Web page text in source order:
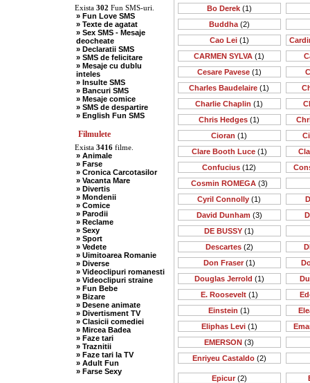
» Umor Negru
» Vanatori
Exista 302 Fun SMS-uri.
» Fun Love SMS
» Texte de agatat
» Sex SMS - Mesaje
deocheate
» Declaratii SMS
» SMS de felicitare
» Mesaje cu dublu
inteles
» Insulte SMS
» Bancuri SMS
» Mesaje comice
» SMS de despartire
» English Fun SMS
Filmulete
Exista 3416filme.
» Animale
» Farse
» Cronica Carcotasilor
» Vacanta Mare
» Divertis
» Mondenii
» Comice
» Parodii
» Reclame
» Sexy
» Sport
» Vedete
» Uimitoarea Romanie
» Diverse
» Videoclipuri romanesti
» Videoclipuri straine
» Fun Bebe
» Bizare
» Desene animate
» Divertisment TV
» Clasicii comediei
» Mircea Badea
» Faze tari
» Traznitii
» Faze tari la TV
» Adult Fun
» Farse Sexy
Bo Derek(1)
Buddha(2)
Cao Lei(1)
CARMEN SYLVA (1)
Cesare Pavese(1)
Charles Baudelaire (1)
Charlie Chaplin (1)
Chris Hedges (1)
Cioran (1)
Clare Booth Luce(1)
Confucius (12)
Cosmin ROMEGA(3)
Cyril Connolly (1)
David Dunham (3)
DE BUSSY (1)
Descartes(2)
Don Fraser(1)
Douglas Jerrold (1)
E. Roosevelt(1)
Einstein (1)
Eliphas Levi(1)
EMERSON (3)
Enriyeu Castaldo(2)
Epicur(2)